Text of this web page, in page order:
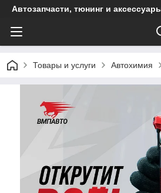
Автозапчасти, тюнинг и
Товары и услуги Автохимия